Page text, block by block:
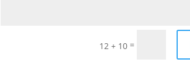
12 + 10=